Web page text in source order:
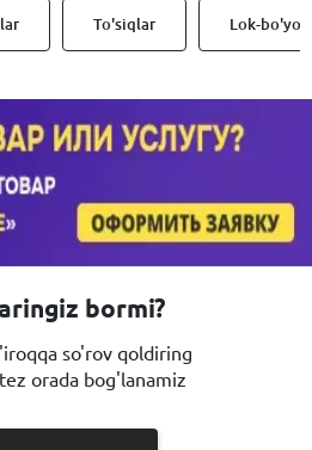
To'siqlar Lok-bo'yoq
bormi?
so'rov qoldiring
orada bog'lanamiz